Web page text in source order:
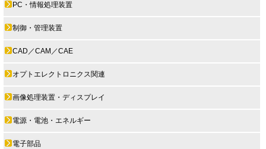
PC・情報処理装置
制御・管理装置
CAD／CAM／CAE
オプトエレクトロニクス関連
画像処理装置・ディスプレイ
電源・電池・エネルギー
電子部品